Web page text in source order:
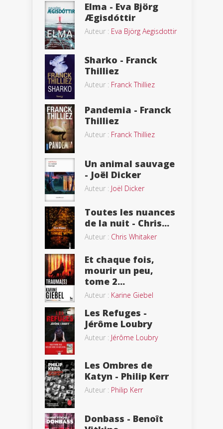
Elma - Eva Björg
Ægisdóttir
Auteur : Eva Björg Aegisdottir
Sharko - Franck
Thilliez
Auteur : Franck Thilliez
Pandemia - Franck
Thilliez
Auteur : Franck Thilliez
Un animal sauvage
- Joël Dicker
Auteur : Joël Dicker
Toutes les nuances
de la nuit - Chris...
Auteur : Chris Whitaker
Et chaque fois,
mourir un peu,
tome 2...
Auteur : Karine Giebel
Les Refuges -
Jérôme Loubry
Auteur : Jérôme Loubry
Les Ombres de
Katyn - Philip Kerr
Auteur : Philip Kerr
Donbass - Benoît